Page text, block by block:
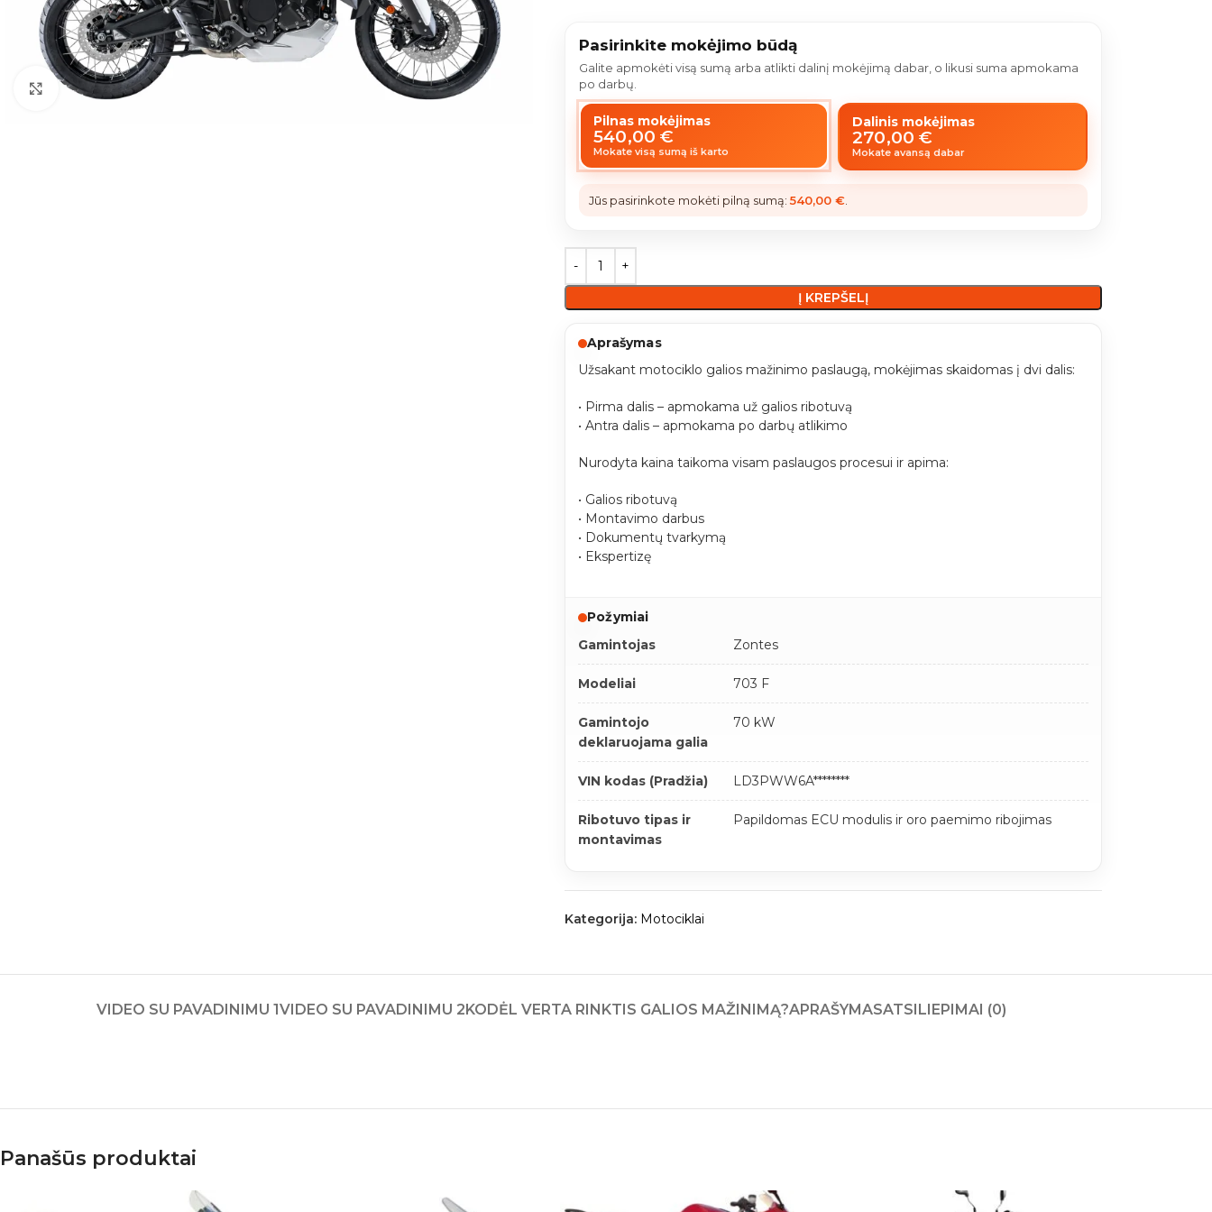
Spustelėkite norėdami padidinti
Pasirinkite mokėjimo būdą
Galite apmokėti visą sumą arba atlikti dalinį mokėjimą dabar, o likusi suma apmokama
po darbų.
Pilnas mokėjimas
540,00€
Mokate visą sumą iš karto
Dalinis mokėjimas
270,00€
Mokate avansą dabar
Jūs pasirinkote mokėti pilną sumą: 540,00 €.
Į KREPŠELĮ
Aprašymas
Užsakant motociklo galios mažinimo paslaugą, mokėjimas skaidomas į dvi dalis:
• Pirma dalis – apmokama už galios ribotuvą
• Antra dalis – apmokama po darbų atlikimo
Nurodyta kaina taikoma visam paslaugos procesui ir apima:
• Galios ribotuvą
• Montavimo darbus
• Dokumentų tvarkymą
• Ekspertizę
Požymiai
Gamintojas
Zontes
Modeliai 703 F
Gamintojo
deklaruojama galia
70 kW
VIN kodas (Pradžia) LD3PWW6A********
Ribotuvo tipas ir
montavimas
Papildomas ECU modulis ir oro paemimo ribojimas
Kategorija: Motociklai
VIDEO SU PAVADINIMU 1VIDEO SU PAVADINIMU 2KODĖL VERTA RINKTIS GALIOS MAŽINIMĄ?APRAŠYMASATSILIEPIMAI (0)
Panašūs produktai